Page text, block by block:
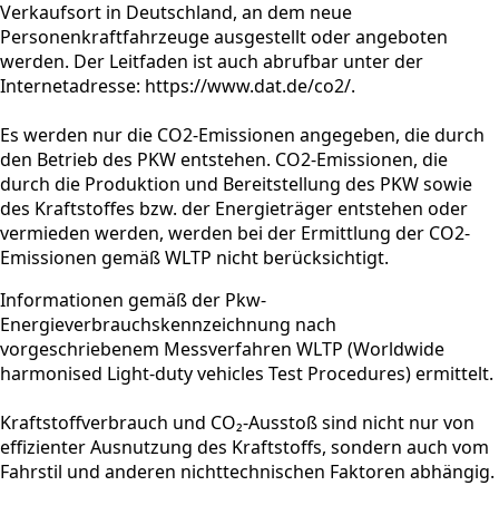
Verkaufsort in Deutschland, an dem neue
Personenkraftfahrzeuge ausgestellt oder angeboten
werden. Der Leitfaden ist auch abrufbar unter der
Internetadresse: https://www.dat.de/co2/.
Es werden nur die CO2-Emissionen angegeben, die durch
den Betrieb des PKW entstehen. CO2-Emissionen, die
durch die Produktion und Bereitstellung des PKW sowie
des Kraftstoffes bzw. der Energieträger entstehen oder
vermieden werden, werden bei der Ermittlung der CO2-
Emissionen gemäß WLTP nicht berücksichtigt.
Informationen gemäß der Pkw-
Energieverbrauchskennzeichnung nach
vorgeschriebenem Messverfahren WLTP (Worldwide
harmonised Light-duty vehicles Test Procedures) ermittelt.
Kraftstoffverbrauch und CO₂-Ausstoß sind nicht nur von
effizienter Ausnutzung des Kraftstoffs, sondern auch vom
Fahrstil und anderen nichttechnischen Faktoren abhängig.